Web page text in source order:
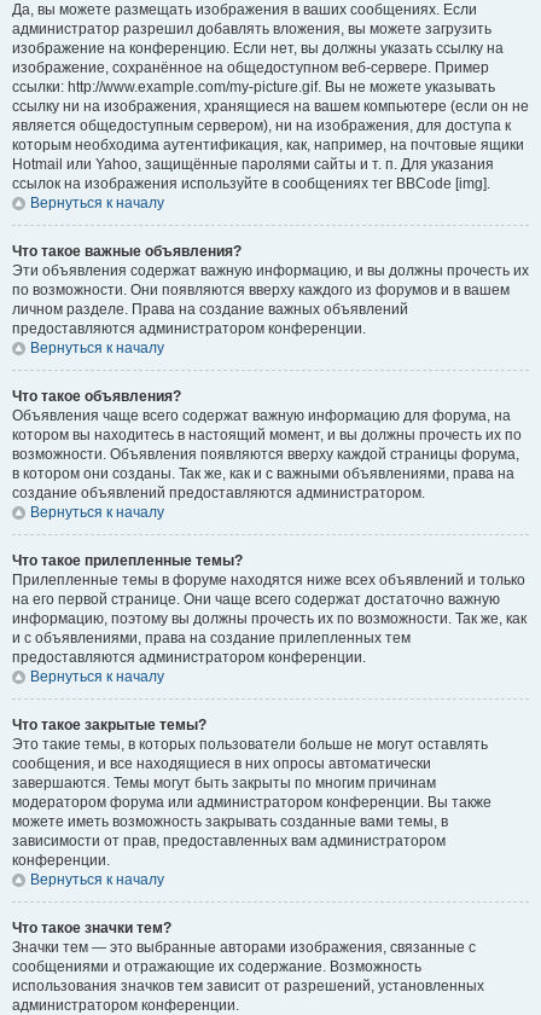
Да, вы можете размещать изображения в ваших сообщениях. Если
администратор разрешил добавлять вложения, вы можете загрузить
изображение на конференцию. Если нет, вы должны указать ссылку на
изображение, сохранённое на общедоступном веб-сервере. Пример
ссылки: http://www.example.com/my-picture.gif. Вы не можете указывать
ссылку ни на изображения, хранящиеся на вашем компьютере (если он не
является общедоступным сервером), ни на изображения, для доступа к
которым необходима аутентификация, как, например, на почтовые ящики
Hotmail или Yahoo, защищённые паролями сайты и т. п. Для указания
ссылок на изображения используйте в сообщениях тег BBCode [img].
Вернуться к началу
Что такое важные объявления?
Эти объявления содержат важную информацию, и вы должны прочесть их
по возможности. Они появляются вверху каждого из форумов и в вашем
личном разделе. Права на создание важных объявлений
предоставляются администратором конференции.
Вернуться к началу
Что такое объявления?
Объявления чаще всего содержат важную информацию для форума, на
котором вы находитесь в настоящий момент, и вы должны прочесть их по
возможности. Объявления появляются вверху каждой страницы форума,
в котором они созданы. Так же, как и с важными объявлениями, права на
создание объявлений предоставляются администратором.
Вернуться к началу
Что такое прилепленные темы?
Прилепленные темы в форуме находятся ниже всех объявлений и только
на его первой странице. Они чаще всего содержат достаточно важную
информацию, поэтому вы должны прочесть их по возможности. Так же, как
и с объявлениями, права на создание прилепленных тем
предоставляются администратором конференции.
Вернуться к началу
Что такое закрытые темы?
Это такие темы, в которых пользователи больше не могут оставлять
сообщения, и все находящиеся в них опросы автоматически
завершаются. Темы могут быть закрыты по многим причинам
модератором форума или администратором конференции. Вы также
можете иметь возможность закрывать созданные вами темы, в
зависимости от прав, предоставленных вам администратором
конференции.
Вернуться к началу
Что такое значки тем?
Значки тем — это выбранные авторами изображения, связанные с
сообщениями и отражающие их содержание. Возможность
использования значков тем зависит от разрешений, установленных
администратором конференции.